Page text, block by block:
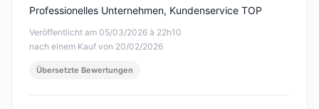
Veröffentlicht am 05/03/2026 à 22h10
nach einem Kauf von 20/02/2026
Professionelles Unternehmen, Kundenservice TOP
Übersetzte Bewertungen